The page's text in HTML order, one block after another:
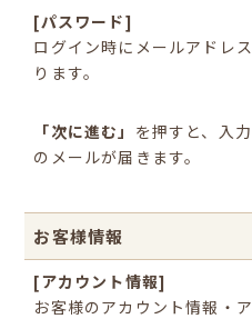
[パスワード]
ログイン時にメールアドレ
ります。
「次に進む」 を押すと、入
のメールが届きます。
お客様情報
[アカウント情報]
お客様のアカウント情報・